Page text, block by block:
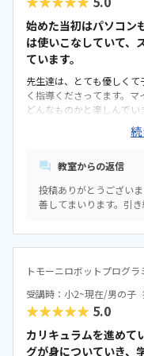
始めた当初はパソコン
は使いこなしていて、
ています。
先生達は、とても優しく
く指導くださってます。
どんなものかと楽しんでい
これからもよろしくお願
から毎週してほしいとい
す。
教室からの返信
投稿ありがとうござい
善してまいります。引
トモーニロボットプログ
受講時：小2~現在/男の子
★★★★★ 5.0
カリキュラムを進めて
グが身についていき、